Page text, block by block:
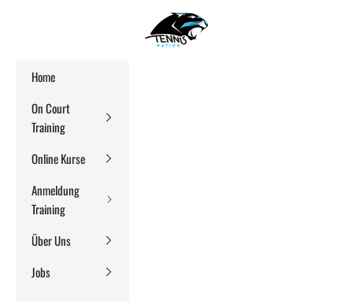
TennisNationStore
Home
On Court
Training
Online Kurse
Anmeldung
Training
Über Uns
Jobs